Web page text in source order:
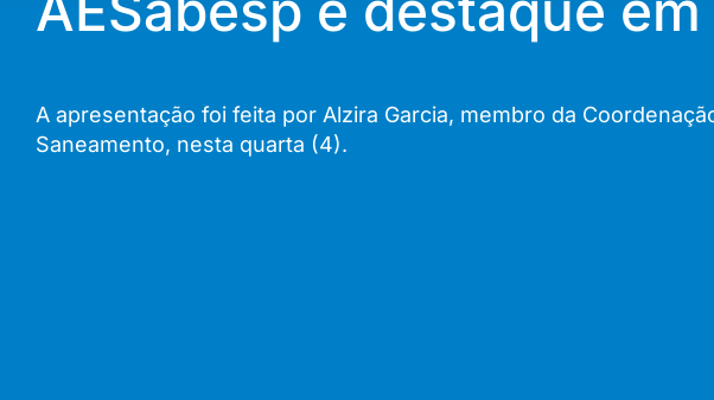
A apresentação foi feita por Alzira Garcia, membro da
Saneamento, nesta quarta (4).